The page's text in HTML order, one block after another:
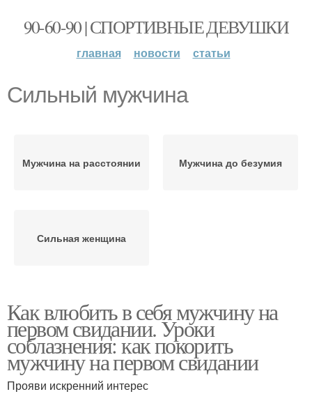
90-60-90 | СПОРТИВНЫЕ ДЕВУШКИ
главная новости статьи
Сильный мужчина
Мужчина на расстоянии Мужчина до безумия
Сильная женщина
Как влюбить в себя мужчину на
первом свидании. Уроки
соблазнения: как покорить
мужчину на первом свидании
Прояви искренний интерес